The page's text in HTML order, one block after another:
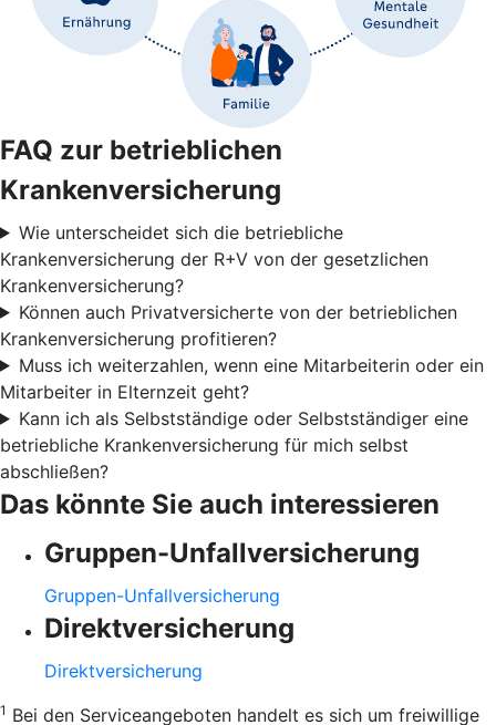
FAQ zur betrieblichen
Krankenversicherung
Wie unterscheidet sich die betriebliche
Krankenversicherung der R+V von der gesetzlichen
Krankenversicherung?
Können auch Privatversicherte von der betrieblichen
Krankenversicherung profitieren?
Muss ich weiterzahlen, wenn eine Mitarbeiterin oder ein
Mitarbeiter in Elternzeit geht?
Kann ich als Selbstständige oder Selbstständiger eine
betriebliche Krankenversicherung für mich selbst
abschließen?
Das könnte Sie auch interessieren
Gruppen-Unfallversicherung
Gruppen-Unfallversicherung
Direktversicherung
Direktversicherung
1 Bei den Serviceangeboten handelt es sich um freiwillige